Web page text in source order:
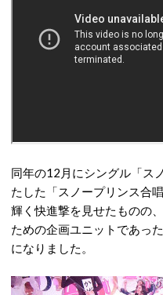
同年の12月にシングル「ス
たした「スノープリンス合
輝く快進撃を見せたものの
ための企画ユニットであっ
になりました。